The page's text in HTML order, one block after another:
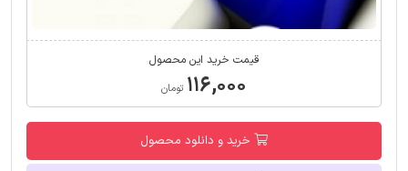
قیمت خرید این محصول
۱۱۶,۰۰۰ تومان
خرید و دانلود محصول